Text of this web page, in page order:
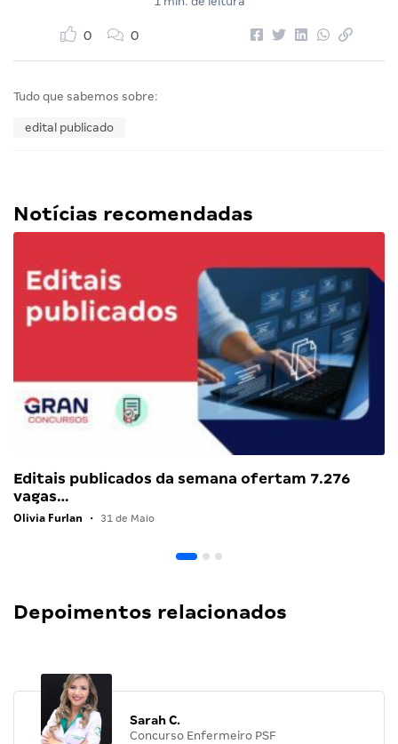
0 0
Tudo que sabemos sobre:
edital publicado
Notícias recomendadas
Editais publicados da semana ofertam 7.276
vagas…
Olivia Furlan • 31 de Maio
Depoimentos relacionados
Sarah C.
Concurso Enfermeiro PSF